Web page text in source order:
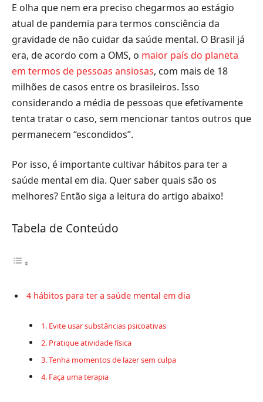
E olha que nem era preciso chegarmos ao estágio
atual de pandemia para termos consciência da
gravidade de não cuidar da saúde mental. O Brasil já
era, de acordo com a OMS, o maior país do planeta
em termos de pessoas ansiosas, com mais de 18
milhões de casos entre os brasileiros. Isso
considerando a média de pessoas que efetivamente
tenta tratar o caso, sem mencionar tantos outros que
permanecem “escondidos”.
Por isso, é importante cultivar hábitos para ter a
saúde mental em dia. Quer saber quais são os
melhores? Então siga a leitura do artigo abaixo!
Tabela de Conteúdo
4 hábitos para ter a saúde mental em dia
1. Evite usar substâncias psicoativas
2. Pratique atividade física
3. Tenha momentos de lazer sem culpa
4. Faça uma terapia